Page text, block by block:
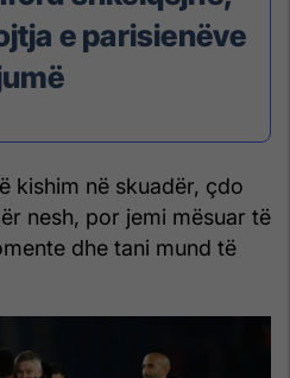
e parisienëve
kishim në skuadër, çdo
nesh, por jemi mësuar të
dhe tani mund të